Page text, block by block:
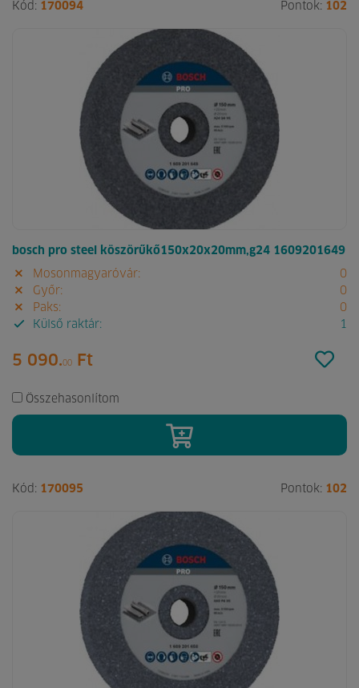
Kód: 170094 Pontok: 102
bosch pro steel köszörűkő150x20x20mm,g24 1609201649
Mosonmagyaróvár:
0
Győr:
0
Paks:
0
Külső raktár:
1
5 090.00 Ft
Összehasonlítom
Kód: 170095 Pontok: 102